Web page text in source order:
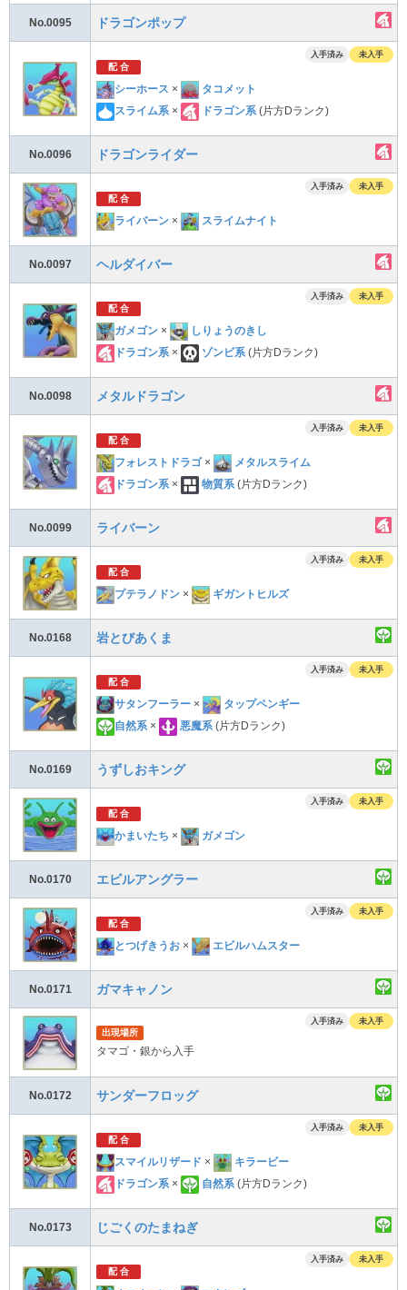
No.0095 ドラゴンポップ
入手済み 未入手
配 合
シーホース ×
タコメット
スライム系 × ドラゴン系 (片方Dランク)
No.0096 ドラゴンライダー
入手済み 未入手
配 合
ライバーン × スライムナイト
No.0097 ヘルダイバー
入手済み 未入手
配 合
ガメゴン ×
しりょうのきし
ドラゴン系 × ゾンビ系 (片方Dランク)
No.0098 メタルドラゴン
入手済み 未入手
配 合
フォレストドラゴ×
メタルスライム
ドラゴン系 × 物質系 (片方Dランク)
No.0099 ライバーン
入手済み 未入手
配 合
プテラノドン × ギガントヒルズ
No.0168 岩とびあくま
入手済み 未入手
配 合
サタンフーラー ×
タップペンギー
自然系 × 悪魔系 (片方Dランク)
No.0169 うずしおキング
入手済み 未入手
配 合
かまいたち × ガメゴン
No.0170 エビルアングラー
入手済み 未入手
配 合
とつげきうお × エビルハムスター
No.0171 ガマキャノン
入手済み 未入手
出現場所
タマゴ・銀から入手
No.0172 サンダーフロッグ
入手済み 未入手
配 合
スマイルリザード ×
キラービー
ドラゴン系 × 自然系 (片方Dランク)
No.0173 じごくのたまねぎ
入手済み 未入手
配 合